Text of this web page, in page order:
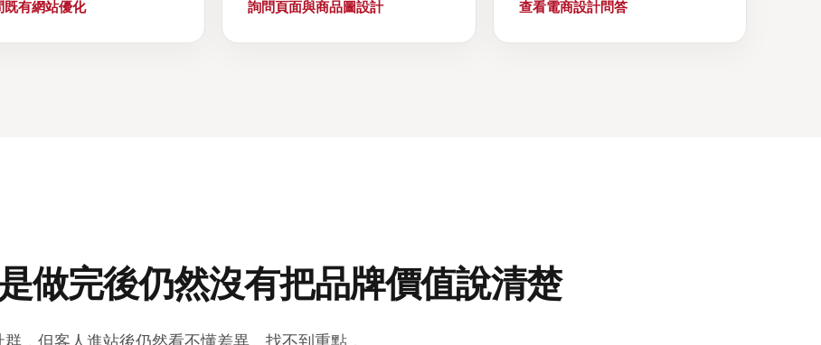
既有網站優化 詢問頁面與商品圖設計 查看電商設計問答
做完後仍然沒有把品牌價值說清楚
，但客人進站後仍然看不懂差異、找不到重點，